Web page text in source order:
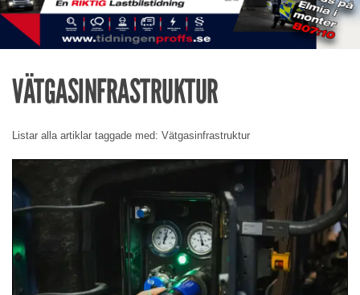
VÄTGASINFRASTRUKTUR
Listar alla artiklar taggade med: Vätgasinfrastruktur